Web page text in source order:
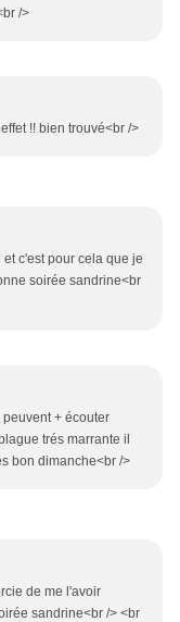
/>
!! bien trouvé<br />
c'est pour cela que je
soirée sandrine<br
+ écouter
trés marrante il
bon dimanche<br />
de me l'avoir
sandrine<br /> <br